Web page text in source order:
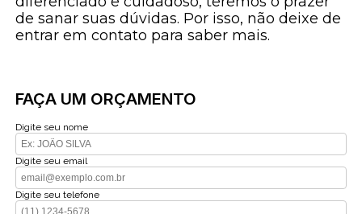
de sanar suas dúvidas. Por isso, não deixe de
entrar em contato para saber mais.
FAÇA UM ORÇAMENTO
Digite seu nome
Digite seu email
Digite seu telefone